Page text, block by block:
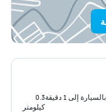
إلى 1 دقيقة
0.3
كيلومتر